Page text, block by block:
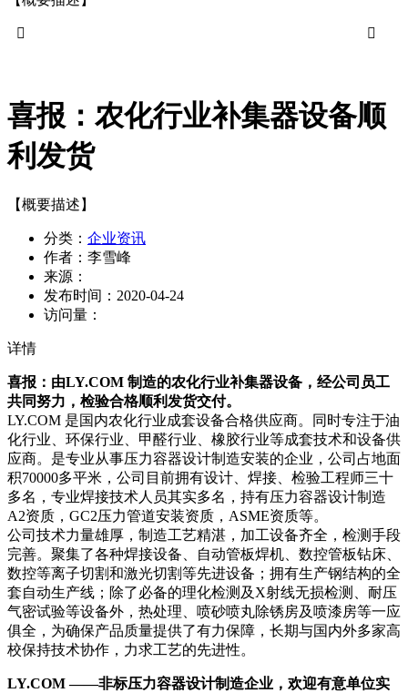


喜报：农化行业补集器设备顺
利发货
【概要描述】
分类： 企业资讯
作者： 李雪峰
来源：
发布时间： 2020-04-24
访问量：
详情
喜报：由LY.COM 制造的农化行业补集器设备，经公司员工
共同努力，检验合格顺利发货交付。
LY.COM 是国内农化行业成套设备合格供应商。同时专注于油
化行业、环保行业、甲醛行业、橡胶行业等成套技术和设备供
应商。是专业从事压力容器设计制造安装的企业，公司占地面
积70000多平米，公司目前拥有设计、焊接、检验工程师三十
多名，专业焊接技术人员其实多名，持有压力容器设计制造
A2资质，GC2压力管道安装资质，ASME资质等。
公司技术力量雄厚，制造工艺精湛，加工设备齐全，检测手段
完善。聚集了各种焊接设备、自动管板焊机、数控管板钻床、
数控等离子切割和激光切割等先进设备；拥有生产钢结构的全
套自动生产线；除了必备的理化检测及X射线无损检测、耐压
气密试验等设备外，热处理、喷砂喷丸除锈房及喷漆房等一应
俱全，为确保产品质量提供了有力保障，长期与国内外多家高
校保持技术协作，力求工艺的先进性。
LY.COM ——非标压力容器设计制造企业，欢迎有意单位实